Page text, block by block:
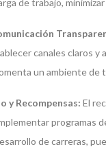
canales claros
un ambiente de
y Recompensas: El
programas
de carreras,